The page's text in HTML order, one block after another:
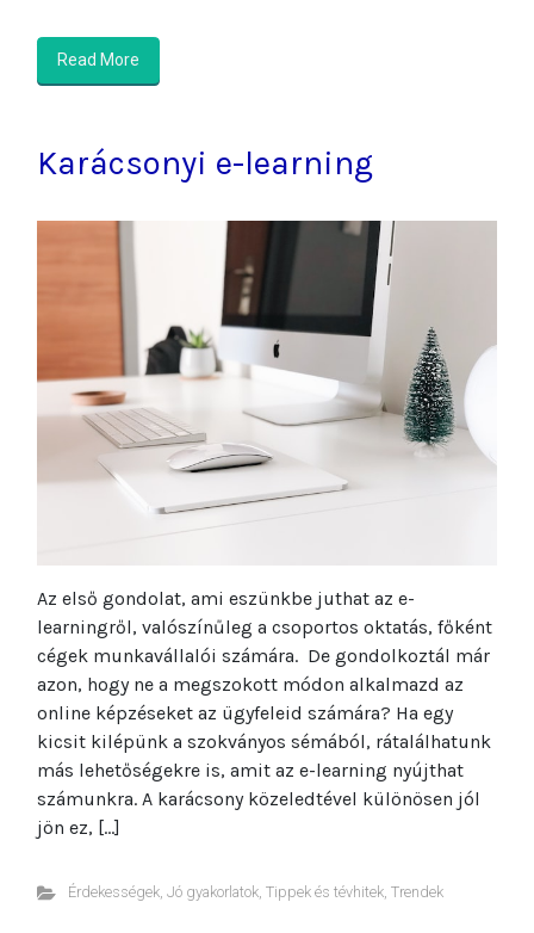
Read More
Karácsonyi e-learning
Az első gondolat, ami eszünkbe juthat az e-
learningről, valószínűleg a csoportos oktatás, főként
cégek munkavállalói számára. De gondolkoztál már
azon, hogy ne a megszokott módon alkalmazd az
online képzéseket az ügyfeleid számára? Ha egy
kicsit kilépünk a szokványos sémából, rátalálhatunk
más lehetőségekre is, amit az e-learning nyújthat
számunkra. A karácsony közeledtével különösen jól
jön ez, […]
Érdekességek, Jó gyakorlatok, Tippek és tévhitek, Trendek